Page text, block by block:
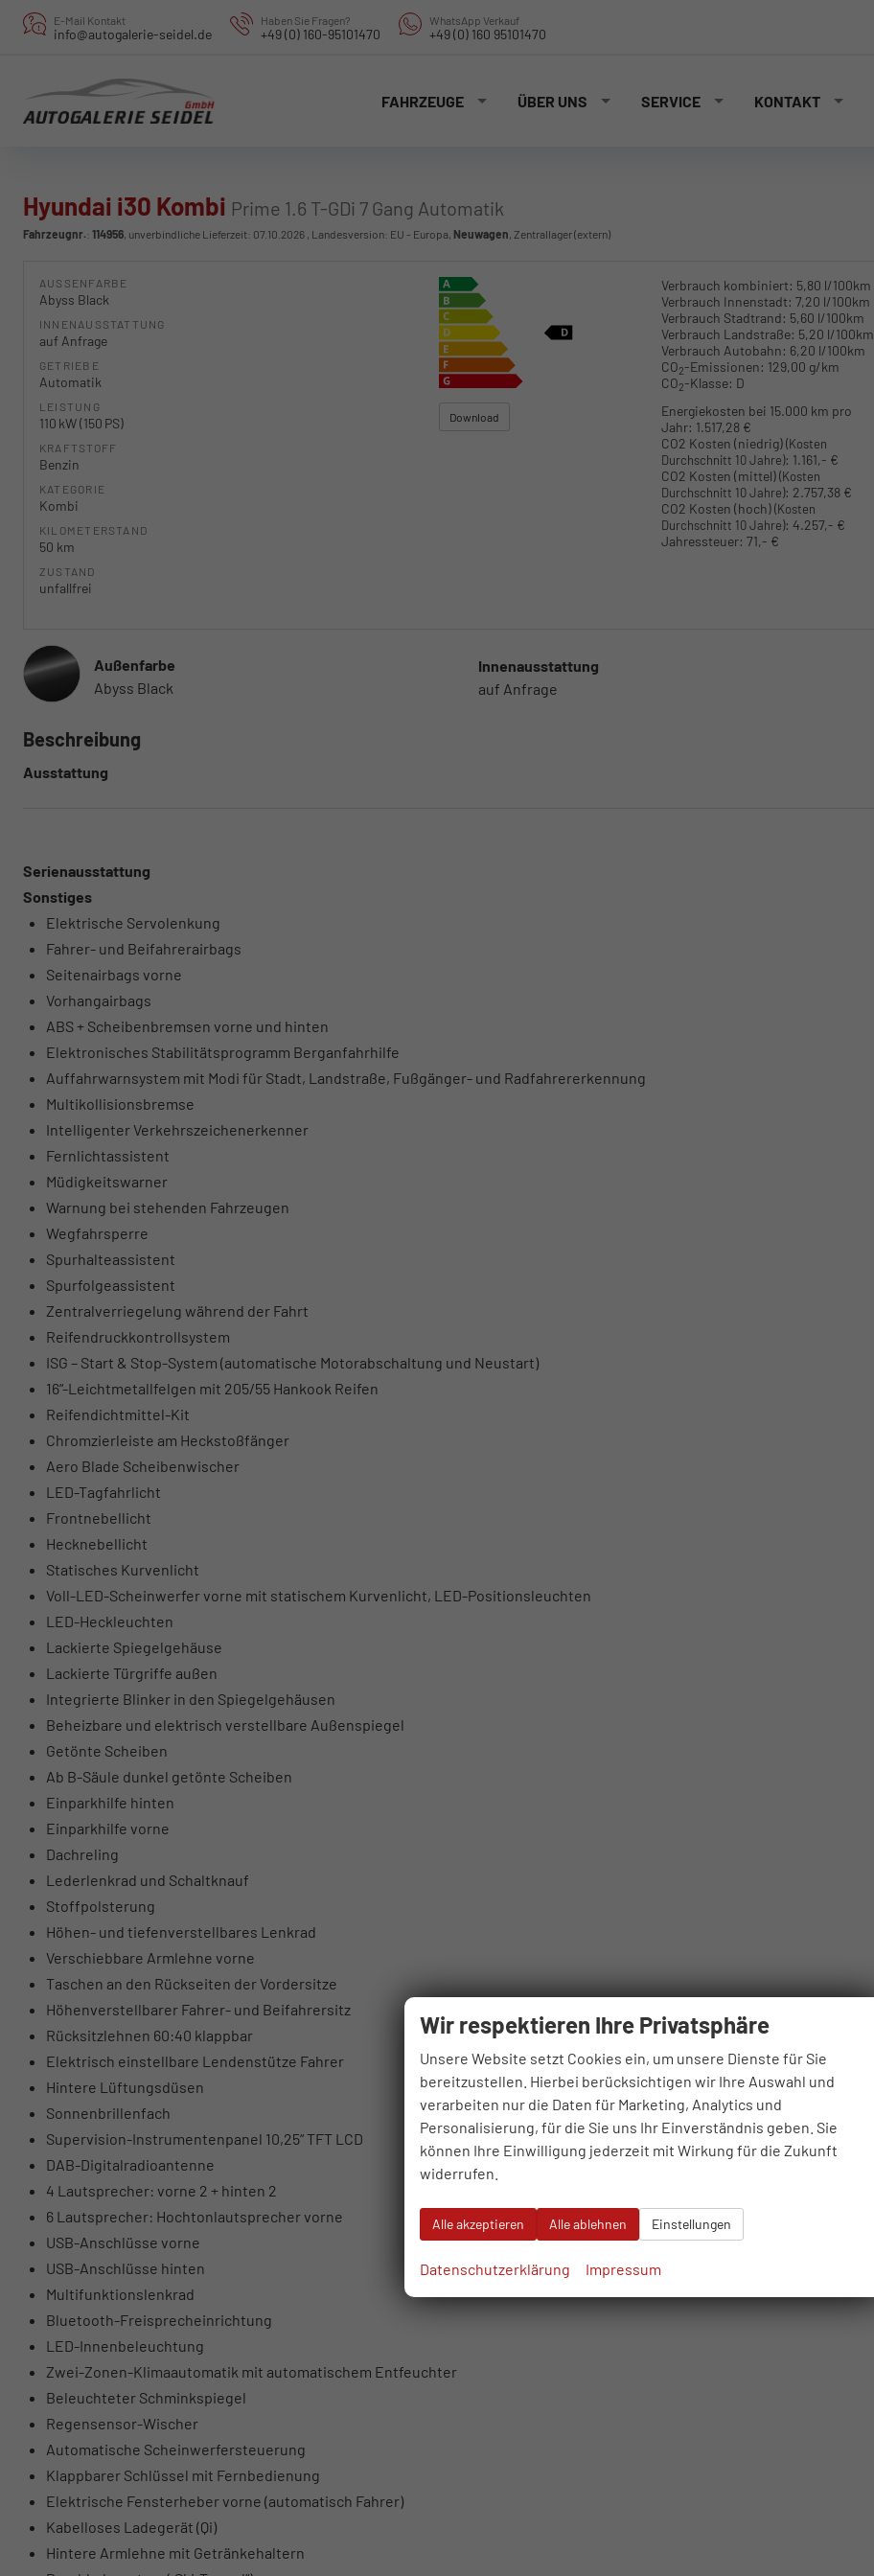
E-Mail Kontakt
info@autogalerie-seidel.de
Haben Sie Fragen?
+49 (0) 160-95101470
WhatsApp Verkauf
+49 (0) 160 95101470
FAHRZEUGE ÜBER UNS SERVICE KONTAKT
Hyundai i30 Kombi Prime 1.6 T-GDi 7 Gang Automatik
Fahrzeugnr.: 114956, unverbindliche Lieferzeit: 07.10.2026 , Landesversion: EU - Europa, Neuwagen, Zentrallager (extern)
AUSSENFARBE
Abyss Black
INNENAUSSTATTUNG
auf Anfrage
GETRIEBE
Automatik
LEISTUNG
110 kW (150 PS)
KRAFTSTOFF
Benzin
KATEGORIE
Kombi
KILOMETERSTAND
50 km
ZUSTAND
unfallfrei
Verbrauch kombiniert: 5,80 l/100km
Verbrauch Innenstadt: 7,20 l/100km
Verbrauch Stadtrand: 5,60 l/100km
Verbrauch Landstraße: 5,20 l/100km
Verbrauch Autobahn: 6,20 l/100km
CO2-Emissionen: 129,00 g/km
CO2-Klasse: D
Download
Energiekosten bei 15.000 km pro
Jahr: 1.517,28 €
CO2 Kosten (niedrig)(Kosten
Durchschnitt 10 Jahre): 1.161,- €
CO2 Kosten (mittel)(Kosten
Durchschnitt 10 Jahre): 2.757,38 €
CO2 Kosten (hoch)(Kosten
Durchschnitt 10 Jahre): 4.257,- €
Jahressteuer: 71,- €
Außenfarbe
Abyss Black
Innenausstattung
auf Anfrage
Beschreibung
Ausstattung
Serienausstattung
Sonstiges
Elektrische Servolenkung
Fahrer- und Beifahrerairbags
Seitenairbags vorne
Vorhangairbags
ABS + Scheibenbremsen vorne und hinten
Elektronisches Stabilitätsprogramm Berganfahrhilfe
Auffahrwarnsystem mit Modi für Stadt, Landstraße, Fußgänger- und Radfahrererkennung
Multikollisionsbremse
Intelligenter Verkehrszeichenerkenner
Fernlichtassistent
Müdigkeitswarner
Warnung bei stehenden Fahrzeugen
Wegfahrsperre
Spurhalteassistent
Spurfolgeassistent
Zentralverriegelung während der Fahrt
Reifendruckkontrollsystem
ISG – Start & Stop-System (automatische Motorabschaltung und Neustart)
16“-Leichtmetallfelgen mit 205/55 Hankook Reifen
Reifendichtmittel-Kit
Chromzierleiste am Heckstoßfänger
Aero Blade Scheibenwischer
LED-Tagfahrlicht
Frontnebellicht
Hecknebellicht
Statisches Kurvenlicht
Voll-LED-Scheinwerfer vorne mit statischem Kurvenlicht, LED-Positionsleuchten
LED-Heckleuchten
Lackierte Spiegelgehäuse
Lackierte Türgriffe außen
Integrierte Blinker in den Spiegelgehäusen
Beheizbare und elektrisch verstellbare Außenspiegel
Getönte Scheiben
Ab B-Säule dunkel getönte Scheiben
Einparkhilfe hinten
Einparkhilfe vorne
Dachreling
Lederlenkrad und Schaltknauf
Stoffpolsterung
Höhen- und tiefenverstellbares Lenkrad
Verschiebbare Armlehne vorne
Taschen an den Rückseiten der Vordersitze
Höhenverstellbarer Fahrer- und Beifahrersitz
Rücksitzlehnen 60:40 klappbar
Elektrisch einstellbare Lendenstütze Fahrer
Hintere Lüftungsdüsen
Sonnenbrillenfach
Supervision-Instrumentenpanel 10,25“ TFT LCD
DAB-Digitalradioantenne
4 Lautsprecher: vorne 2 + hinten 2
6 Lautsprecher: Hochtonlautsprecher vorne
USB-Anschlüsse vorne
USB-Anschlüsse hinten
Multifunktionslenkrad
Bluetooth-Freisprecheinrichtung
LED-Innenbeleuchtung
Zwei-Zonen-Klimaautomatik mit automatischem Entfeuchter
Beleuchteter Schminkspiegel
Regensensor-Wischer
Automatische Scheinwerfersteuerung
Klappbarer Schlüssel mit Fernbedienung
Elektrische Fensterheber vorne (automatisch Fahrer)
Kabelloses Ladegerät (Qi)
Hintere Armlehne mit Getränkehaltern
Wir respektieren Ihre Privatsphäre
Unsere Website setzt Cookies ein, um unsere Dienste für Sie
bereitzustellen. Hierbei berücksichtigen wir Ihre Auswahl und
verarbeiten nur die Daten für Marketing, Analytics und
Personalisierung, für die Sie uns Ihr Einverständnis geben. Sie
können Ihre Einwilligung jederzeit mit Wirkung für die Zukunft
widerrufen.
Alle akzeptieren Alle ablehnen Einstellungen
Datenschutzerklärung Impressum